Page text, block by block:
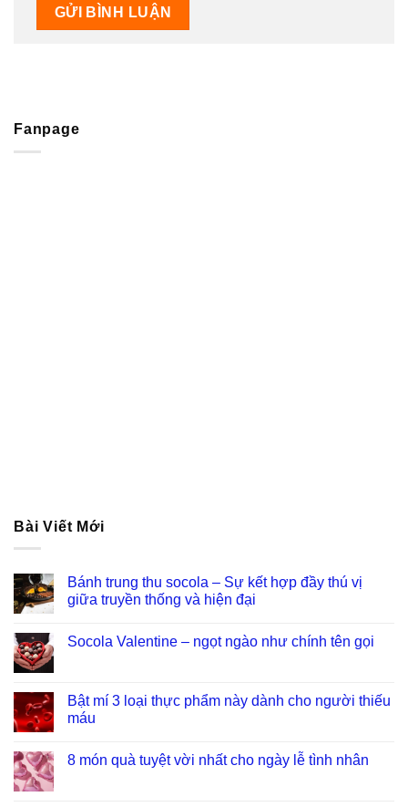
Fanpage
Bài Viết Mới
Bánh trung thu socola – Sự kết hợp đầy thú vị
giữa truyền thống và hiện đại
Socola Valentine – ngọt ngào như chính tên gọi
Bật mí 3 loại thực phẩm này dành cho người thiếu
máu
8 món quà tuyệt vời nhất cho ngày lễ tình nhân